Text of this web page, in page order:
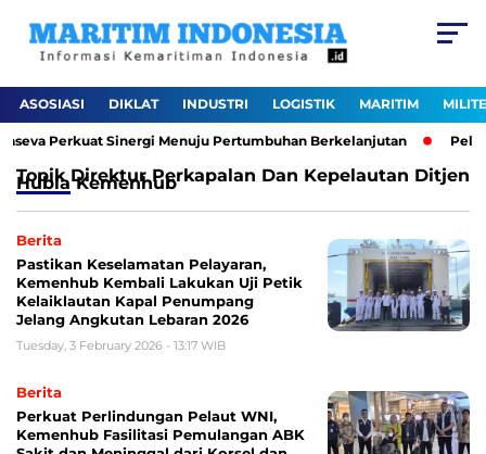
ASOSIASI DIKLAT INDUSTRI LOGISTIK MARITIM
Perkuat Sinergi Menuju Pertumbuhan Berkelanjutan
TopikDirektur Perkapalan Dan Kepelautan Ditjen
Hubla Kemenhub
Berita
Pastikan Keselamatan Pelayaran,
Kemenhub Kembali Lakukan Uji Petik
Kelaiklautan Kapal Penumpang
Jelang Angkutan Lebaran 2026
Tuesday, 3 February 2026 - 13:17 WIB
Berita
Perkuat Perlindungan Pelaut WNI,
Kemenhub Fasilitasi Pemulangan ABK